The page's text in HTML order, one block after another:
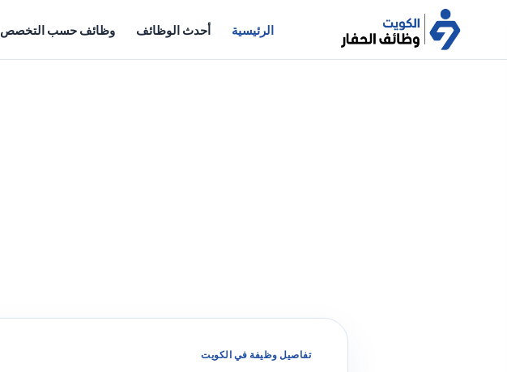
الرئيسية أحدث الوظائف وظائف حسب التخصص
تفاصيل وظيفة في الكويت